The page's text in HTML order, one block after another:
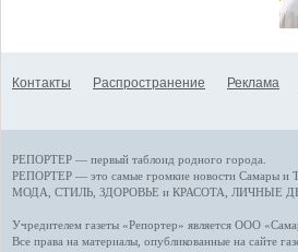
Контакты Распространение Реклама
РЕПОРТЕР — первый таблоид родного города.
РЕПОРТЕР — это самые громкие новости Самары и
МОДА, СТИЛЬ ЗДОРОВЬЕ и КРАСОТА ЛИЧНЫЕ
Учредителем газеты «Репортер» является ООО
Все права на материалы, опубликованные на сайте